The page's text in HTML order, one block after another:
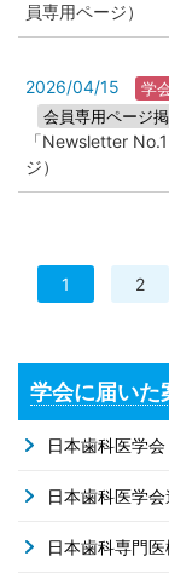
員専用ページ）
2026/04/15
学
会員専用ページ
「Newsletter
ジ）
1 2
学会に届いた
日本歯科医学会
日本歯科医学会
日本歯科専門